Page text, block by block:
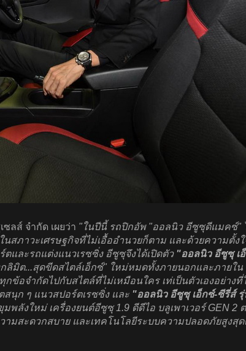
ลส์ จำกัด เผยว่า "ในปีนี้ รถปิกอัพ "ออลนิว อีซูซุดีแมคซ์"
ภาวะเศรษฐกิจที่ไม่เอื้ออำนวยก็ตาม และด้วยความตั้ง
และรถแต่งแนวเรซซิ่ง อีซูซุจึงได้เปิดตัว "ออลนิว อีซูซุ เ
ต...สุดขีดสไตล์เอ็กซ์" ใหม่หมดทั้งภายนอกและภายใน
อจำกัดไปกับสไตล์ที่ไม่เหมือนใคร เท่เป็นตัวเองอย่างที่
นุก ๆ แนวสปอร์ตเรซซิ่ง และ "ออลนิว อีซูซุ เอ็กซ์-ซีรี่ส์
ลังใหม่ เครื่องยนต์อีซูซุ 1.9 ดีดีไอ บลูเพาเวอร์ GEN
มสะดวกสบาย และเทคโนโลยีระบบความปลอดภัยสูงสุ